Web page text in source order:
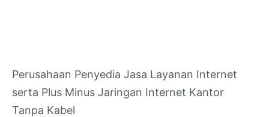
Perusahaan Penyedia Jasa Layanan Internet
serta Plus Minus Jaringan Internet Kantor
Tanpa Kabel